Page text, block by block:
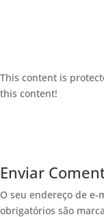
This content is
this content!
Enviar
O seu endereço de
obrigatórios são